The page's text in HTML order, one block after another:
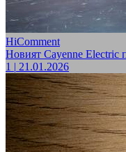
HiComment
Новият Cayenne Electric
1
21.01.2026